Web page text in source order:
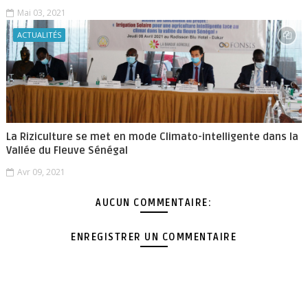
Mai 03, 2021
ACTUALITÉS
La Riziculture se met en mode Climato-intelligente dans la
Vallée du Fleuve Sénégal
Avr 09, 2021
AUCUN COMMENTAIRE:
ENREGISTRER UN COMMENTAIRE